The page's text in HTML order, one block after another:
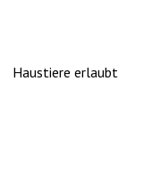
Haustiere erlaubt